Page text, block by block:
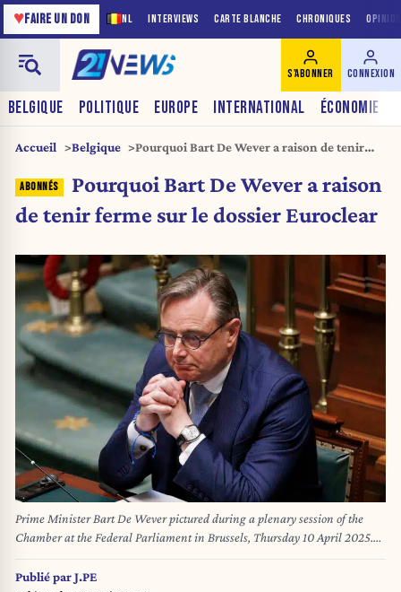
NL INTERVIEWS CARTE BLANCHE CHRONIQUES
♥FAIRE UN DON
BELGIQUE POLITIQUE EUROPE INTERNATIONAL ÉCONOMIE
S'ABONNER CONNEXION
Accueil Belgique
Pourquoi Bart De Wever a raison de tenir
Pourquoi Bart De Wever a raison
de tenir ferme sur le dossier Euroclear
Prime Minister Bart De Wever pictured during a plenary session of the
Chamber at the Federal Parliament in Brussels, Thursday 10 April 2025.
BELGA PHOTO NICOLAS MAETERLINCK
Publié parJ.PE